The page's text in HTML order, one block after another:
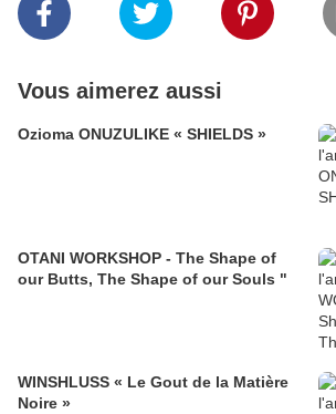
Vous aimerez aussi
Ozioma ONUZULIKE « SHIELDS »
OTANI WORKSHOP - The Shape of
our Butts, The Shape of our Souls "
WINSHLUSS « Le Gout de la Matière
Noire »